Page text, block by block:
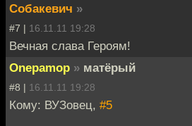
Собакевич »
#7 | 16.11.11 19:28
Вечная слава Героям!
Onepamop » матёрый
#8 | 16.11.11 19:28
Кому: ВУЗовец, #5